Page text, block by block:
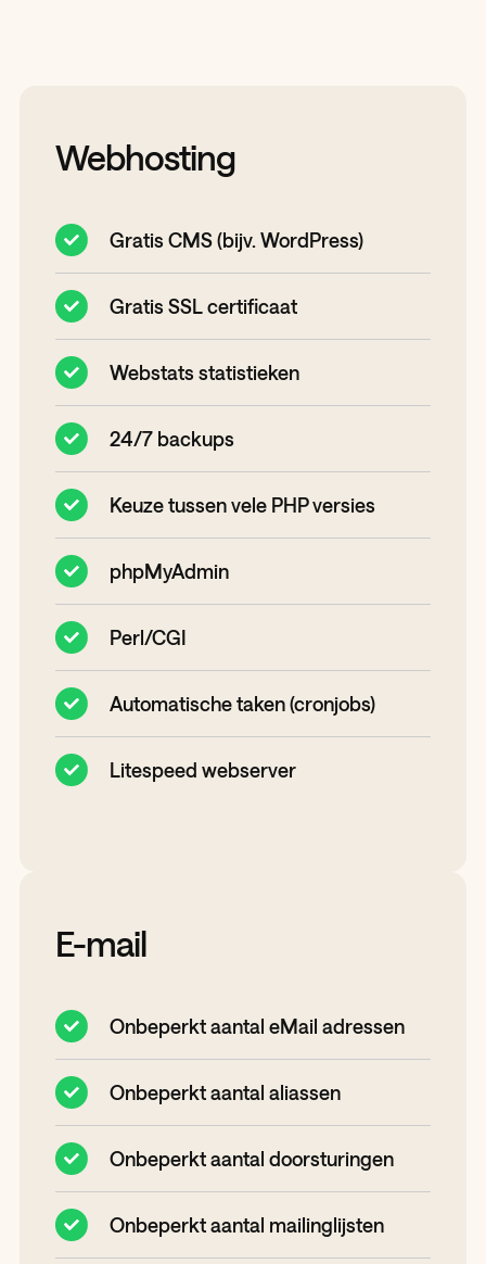
Webhosting
Gratis CMS (bijv. WordPress)
Gratis SSL certificaat
Webstats statistieken
24/7 backups
Keuze tussen vele PHP versies
phpMyAdmin
Perl/CGI
Automatische taken (cronjobs)
Litespeed webserver
E-mail
Onbeperkt aantal eMail adressen
Onbeperkt aantal aliassen
Onbeperkt aantal doorsturingen
Onbeperkt aantal mailinglijsten